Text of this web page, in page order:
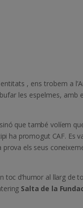
, ens trobem a
les espelmes, amb
que també volíem
ha promogut CAF. Es
els seus
toc d’humor al llarg de
Salta de la